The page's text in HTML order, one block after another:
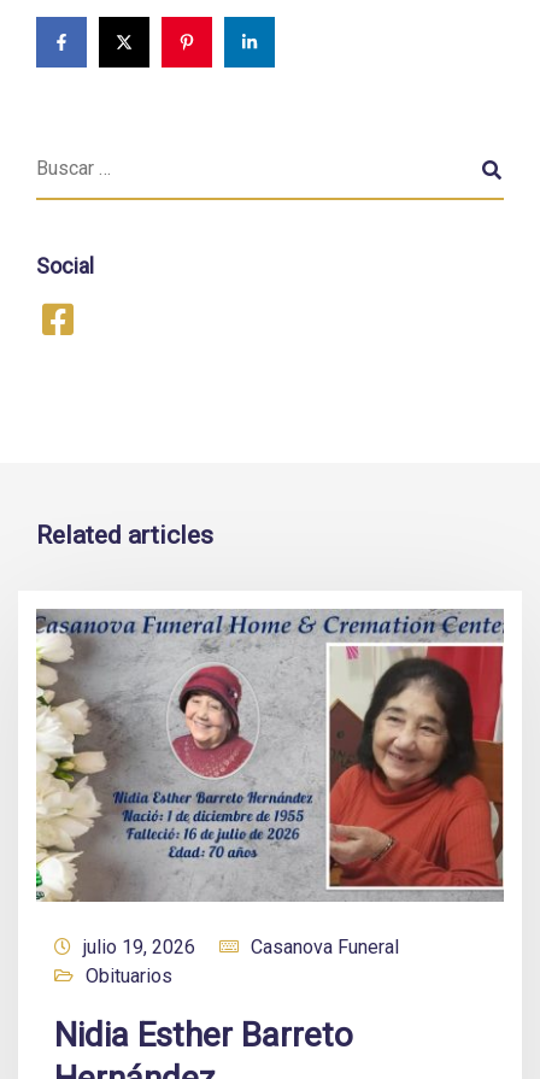
Social
Related articles
julio 19, 2026
Casanova Funeral
Obituarios
Nidia Esther Barreto